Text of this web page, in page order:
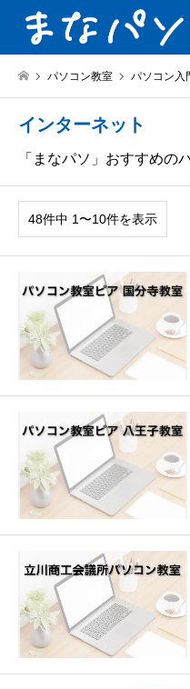
パソコン教室 パソコン入
インターネット
「まなパソ」おすすめの
48件中 1〜10件を表示